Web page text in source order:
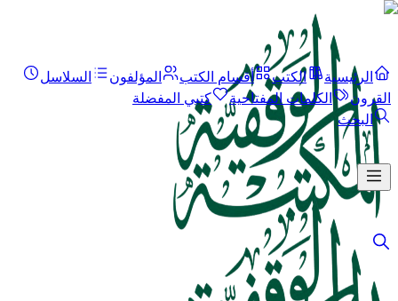
الرئيسية الكتب أقسام الكتب المؤلفون
السلاسل
القرون
الكلمات المفتاحية
كتبي المفضلة
البحث